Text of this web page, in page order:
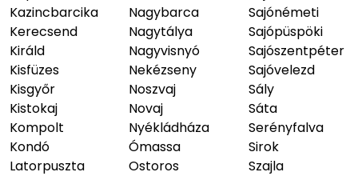
Kazincbarcika
Kerecsend
Királd
Kisfüzes
Kisgyőr
Kistokaj
Kompolt
Kondó
Latorpuszta
Nagybarca
Nagytálya
Nagyvisnyó
Nekézseny
Noszvaj
Novaj
Nyékládháza
Ómassa
Ostoros
Sajónémeti
Sajópüspöki
Sajószentpéter
Sajóvelezd
Sály
Sáta
Serényfalva
Sirok
Szajla